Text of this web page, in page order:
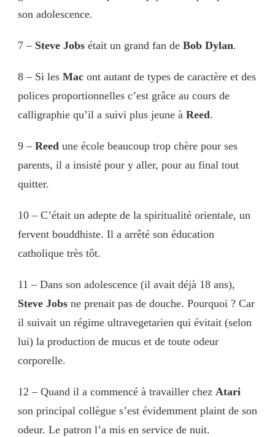
son adolescence.
7 – Steve Jobs était un grand fan de Bob Dylan.
8 – Si les Mac ont autant de types de caractère et des
polices proportionnelles c’est grâce au cours de
calligraphie qu’il a suivi plus jeune à Reed.
9 – Reed une école beaucoup trop chère pour ses
parents, il a insisté pour y aller, pour au final tout
quitter.
10 – C’était un adepte de la spiritualité orientale, un
fervent bouddhiste. Il a arrêté son éducation
catholique très tôt.
11 – Dans son adolescence (il avait déjà 18 ans),
Steve Jobs ne prenait pas de douche. Pourquoi ? Car
il suivait un régime ultravegetarien qui évitait (selon
lui) la production de mucus et de toute odeur
corporelle.
12 – Quand il a commencé à travailler chez Atari
son principal collègue s’est évidemment plaint de son
odeur. Le patron l’a mis en service de nuit.